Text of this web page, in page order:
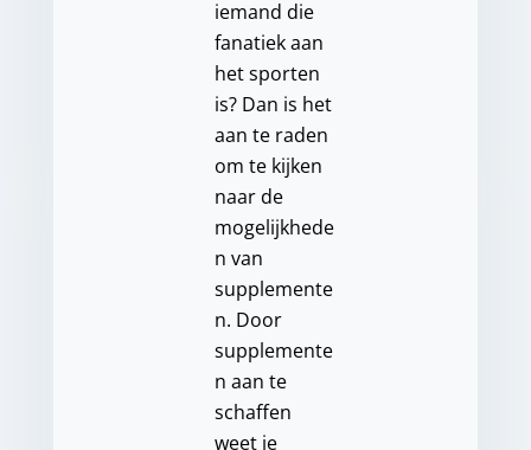
iemand die
fanatiek aan
het sporten
is? Dan is het
aan te raden
om te kijken
naar de
mogelijkhede
n van
supplemente
n. Door
supplemente
n aan te
schaffen
weet je